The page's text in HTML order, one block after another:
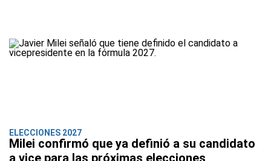
ELECCIONES 2027
Milei confirmó que ya definió a su candidato
a vice para las próximas elecciones